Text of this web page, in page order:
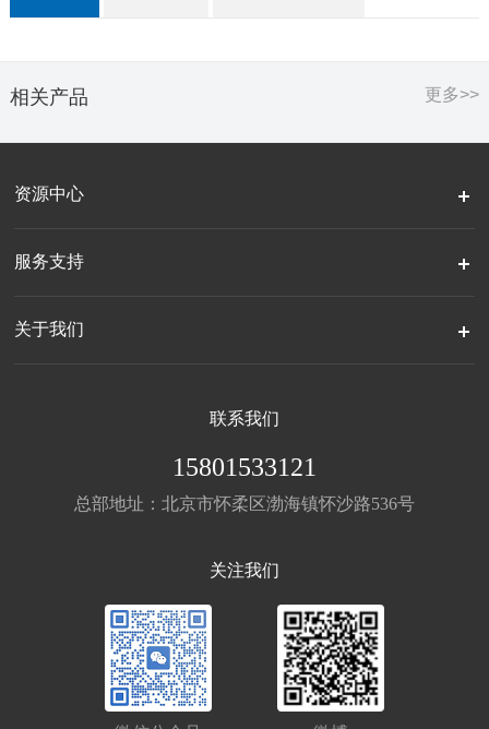
更多>>
相关产品
资源中心
服务支持
关于我们
联系我们
15801533121
总部地址：北京市怀柔区渤海镇怀沙路536号
关注我们